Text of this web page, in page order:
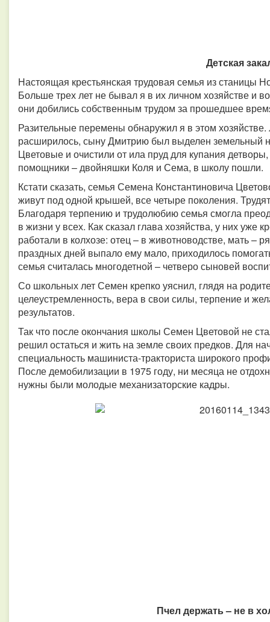
Детская
Настоящая крестьянская трудовая семья из станицы
Больше трех лет не бывал я в их личном хозяйстве и
они добились собственным трудом за прошедшее
Разительные перемены обнаружил я в этом
расширилось, сыну Дмитрию был выделен земельный
Цветовые и очистили от ила пруд для купания
помощники – двойняшки Коля и Сема, в школу пошли.
Кстати сказать, семья Семена Константиновича
живут под одной крышей, все четыре поколения.
Благодаря терпению и трудолюбию семья смогла
в жизни у всех. Как сказал глава хозяйства, у них уже
работали в колхозе: отец – в животноводстве, мать –
праздных дней выпало ему мало, приходилось
семья считалась многодетной – четверо сыновей
Со школьных лет Семен крепко уяснил, глядя на
целеустремленность, вера в свои силы, терпение и
результатов.
Так что после окончания школы Семен Цветовой не
решил остаться и жить на земле своих предков. Для
специальность машиниста-тракториста широкого
После демобилизации в 1975 году, ни месяца не
нужны были молодые механизаторские кадры.
Пчел держать – не в